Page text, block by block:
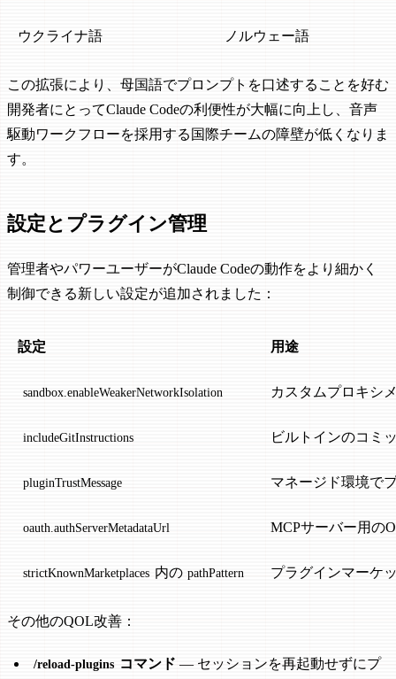
ウクライナ語 ノルウェー語
この拡張により、母国語でプロンプトを口述することを好む
開発者にとってClaude Codeの利便性が大幅に向上し、音声
駆動ワークフローを採用する国際チームの障壁が低くなりま
す。
設定とプラグイン管理
管理者やパワーユーザーがClaude Codeの動作をより細かく
制御できる新しい設定が追加されました：
設定 用途
sandbox.enableWeakerNetworkIsolation カスタムプロキシ
includeGitInstructions ビルトインのコミ
pluginTrustMessage マネージド環境で
oauth.authServerMetadataUrl MCPサーバー用の
strictKnownMarketplaces 内の pathPattern プラグインマーケ
その他のQOL改善：
/reload-plugins コマンド — セッションを再起動せずにプ